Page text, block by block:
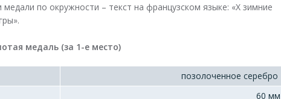
по окружности – текст на французском языке: «Х зимние
медаль (за 1-е место)
позолоченное серебро
60 мм